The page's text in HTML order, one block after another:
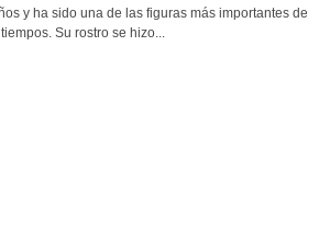
y ha sido una de las figuras más importantes de
Su rostro se hizo...